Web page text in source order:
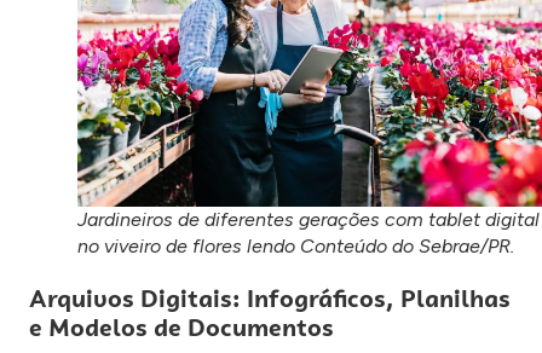
Jardineiros de diferentes gerações com tablet digital
no viveiro de flores lendo Conteúdo do Sebrae/PR.
Arquivos Digitais: Infográficos, Planilhas
e Modelos de Documentos